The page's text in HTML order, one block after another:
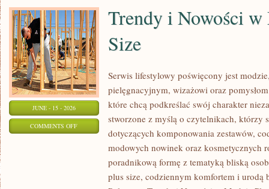
JUNE - 15 - 2026
COMMENTS OFFON
Trendy i Nowości w
Size
Serwis lifestylowy poświęcony jest
pielęgnacyjnym, wizażowi oraz
które chcą podkreślać swój charakter
stworzone z myślą o czytelnikach, którzy
dotyczących komponowania zestawów,
modowych nowinek oraz kosmetycznych
poradnikową formę z tematyką bliską
plus size, codziennym komfortem i urodą